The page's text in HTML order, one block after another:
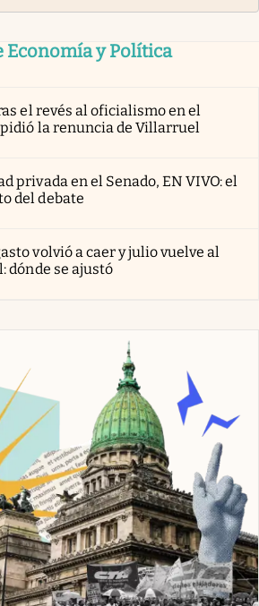
Economía y Política
el revés al oficialismo en el
la renuncia de Villarruel
privada en el Senado, EN VIVO: el
del debate
volvió a caer y julio vuelve al
dónde se ajustó